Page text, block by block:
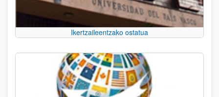
Ikertzaileentzako ostatua